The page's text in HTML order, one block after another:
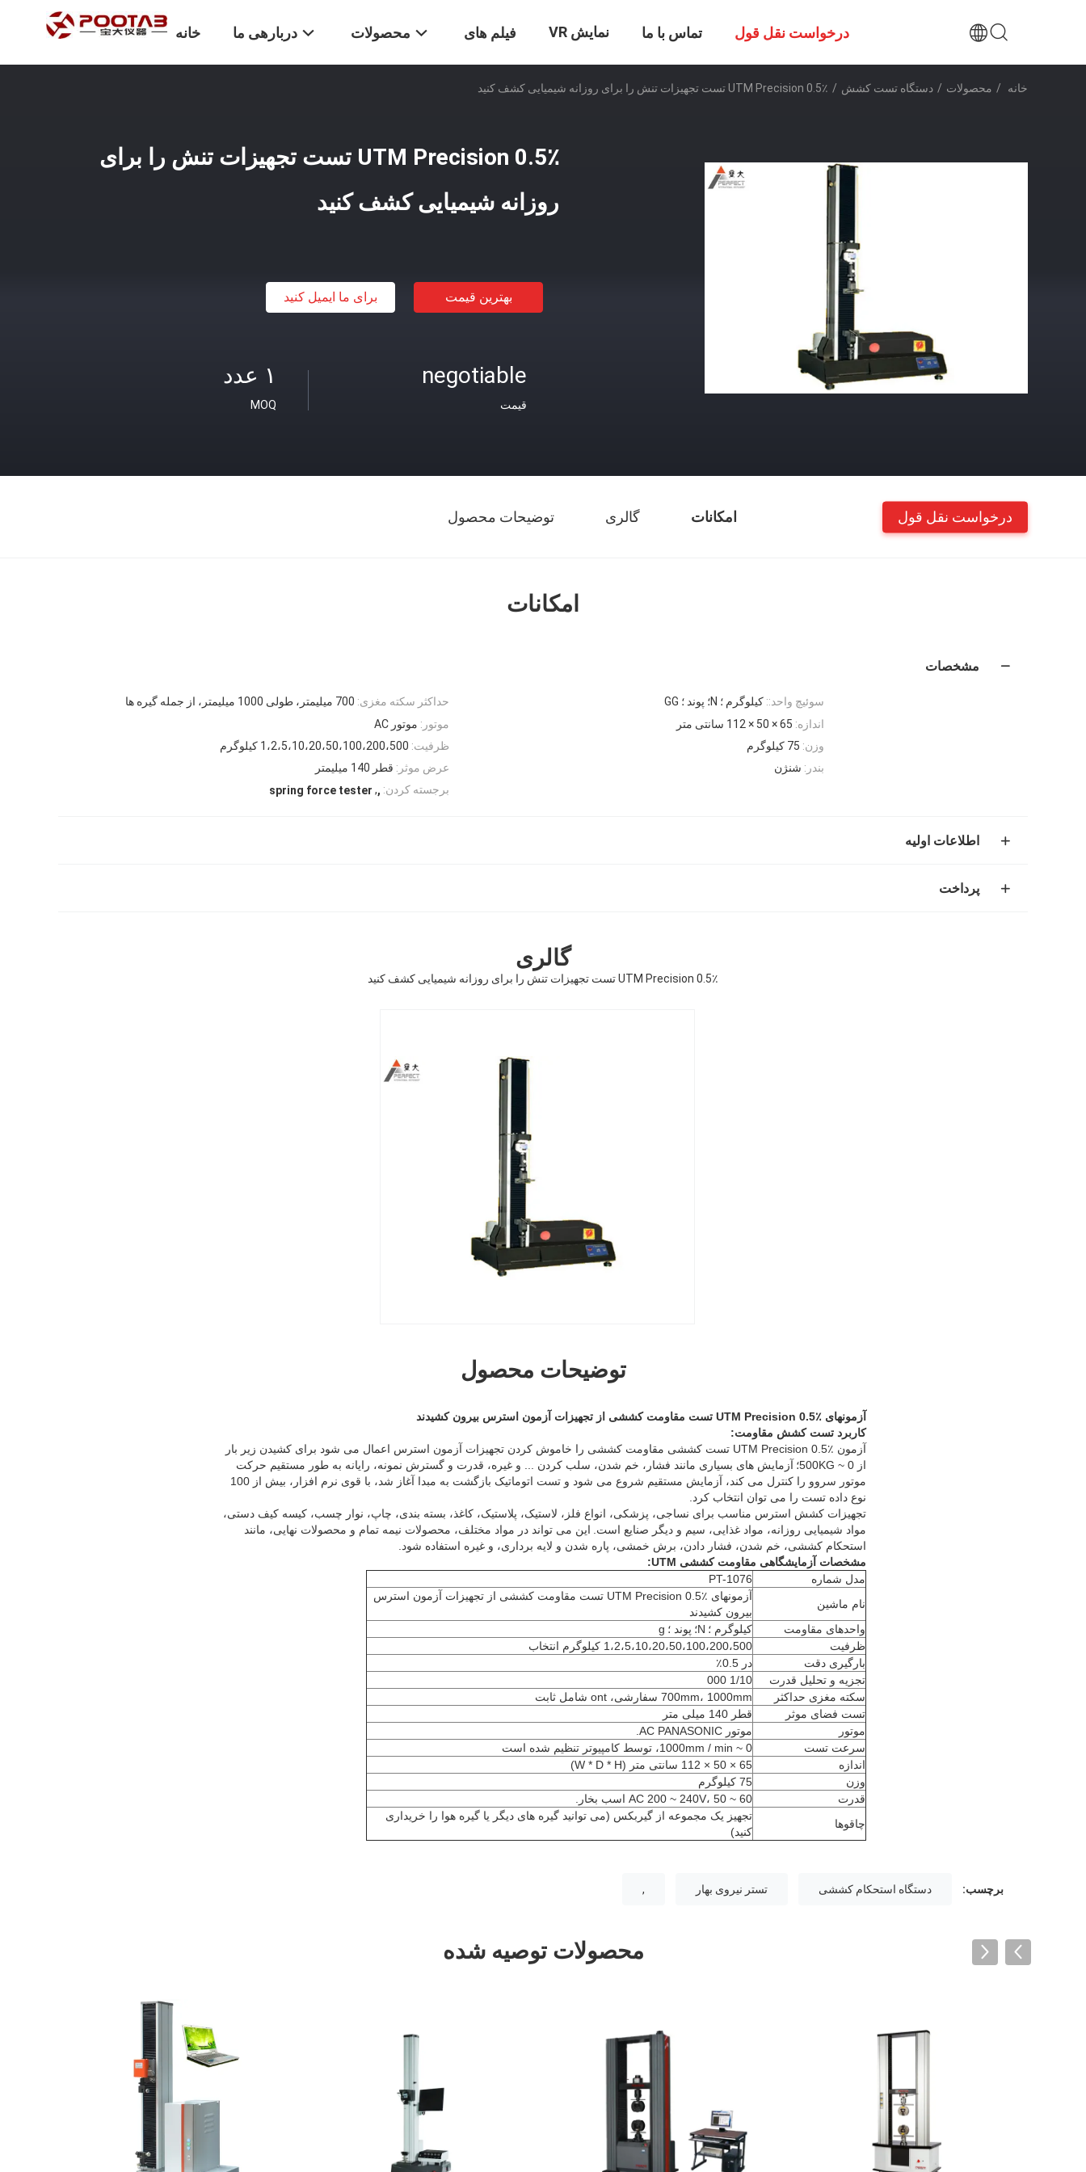
خانه دربارهی ما محصولات فیلم های نمایش VR تماس با ما درخواست نقل قول
خانه / محصولات / دستگاه تست کشش / UTM Precision 0.5٪ تست تجهیزات تنش را برای روزانه شیمیایی کشف کنید
UTM Precision 0.5٪ تست تجهیزات تنش را برای
روزانه شیمیایی کشف کنید
بهترین قیمت برای ما ایمیل کنید
۱ عدد
MOQ
negotiable
قیمت
امکانات گالری توضیحات محصول درخواست نقل قول
امکانات
مشخصات
حداکثر سکته مغزی: 700 میلیمتر، طولی 1000 میلیمتر، از جمله گیره ها سوئیچ واحد:: کیلوگرم ؛ N؛ پوند ؛ GG
موتور: موتور AC اندازه: 65 × 50 × 112 سانتی متر
ظرفیت: 1،2،5،10،20،50،100،200،500 کیلوگرم وزن: 75 کیلوگرم
عرض موثر: قطر 140 میلیمتر بندر: شنژن
برجسته کردن: ,
,
spring force tester
اطلاعات اولیه
پرداخت
گالری
UTM Precision 0.5٪ تست تجهیزات تنش را برای روزانه شیمیایی کشف کنید
توضیحات محصول
آزمونهای UTM Precision 0.5٪ تست مقاومت کششی از تجهیزات آزمون استرس بیرون کشیدند
کاربرد تست کشش مقاومت:
آزمون UTM Precision 0.5٪ تست کششی مقاومت کششی را خاموش کردن تجهیزات آزمون استرس اعمال می شود برای کشیدن زیر بار
از 0 ~ 500KG؛
آزمایش های بسیاری مانند فشار، خم شدن، سلب کردن ... و غیره، قدرت و گسترش نمونه، رایانه به طور مستقیم حرکت
موتور سروو را کنترل می کند، آزمایش مستقیم شروع می شود و تست اتوماتیک بازگشت به مبدا آغاز شد، با قوی نرم افزار، بیش از 100
نوع داده تست را می توان انتخاب کرد.
تجهیزات کشش استرس مناسب برای نساجی، پزشکی، انواع فلز، لاستیک، پلاستیک، کاغذ، بسته بندی، چاپ، نوار چسب، کیسه کیف دستی،
مواد شیمیایی روزانه، مواد غذایی، سیم و دیگر صنایع است. این می تواند در مواد مختلف، محصولات نیمه تمام و محصولات نهایی، مانند
استحکام کششی، خم شدن، فشار دادن، برش خمشی، پاره شدن و لایه برداری، و غیره استفاده شود.
مشخصات آزمایشگاهی مقاومت کششی UTM:
مدل شماره
PT-1076
نام ماشین
آزمونهای UTM Precision 0.5٪ تست مقاومت کششی از تجهیزات آزمون استرس
بیرون کشیدند
واحدهای مقاومت
کیلوگرم ؛ N؛ پوند ؛ g
ظرفیت
1،2،5،10،20،50،100،200،500 کیلوگرم انتخاب
بارگیری دقت
در 0.5٪
تجزیه و تحلیل قدرت
1/10 000
سکته مغزی حداکثر
700mm، 1000mm سفارشی، ont شامل ثابت
تست فضای موثر
قطر 140 میلی متر
موتور
موتور AC PANASONIC.
سرعت تست
0 ~ 1000mm / min، توسط کامپیوتر تنظیم شده است
اندازه
65 × 50 × 112 سانتی متر (W * D * H)
وزن
75 کیلوگرم
قدرت
AC 200 ~ 240V، 50 ~ 60 اسب بخار.
چاقوها
تجهیز یک مجموعه از گیربکس (می توانید گیره های دیگر یا گیره هوا را خریداری
کنید)
برچسب: دستگاه استحکام کششی تستر نیروی بهار ,
محصولات توصیه شده